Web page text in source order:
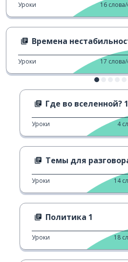
Уроки 16
Времена
Уроки 17
Где во вселенной? 1
Уроки 4
Темы для
Уроки 14
Политика 1
Уроки 18